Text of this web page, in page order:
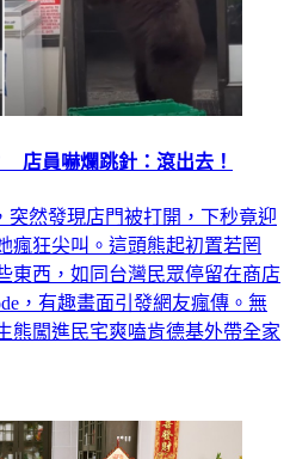
店員嚇爛跳針：滾出去！
突然發現店門被打開，下秒竟迎
瘋狂尖叫。這頭熊起初置若罔
東西，如同台灣民眾停留在商店
，有趣畫面引發網友瘋傳。無
熊闖進民宅爽嗑肯德基外帶全家